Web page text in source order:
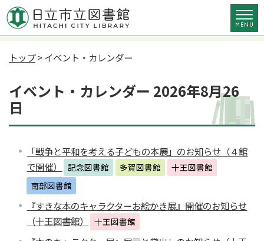
トップ> イベント・カレンダー
イベント・カレンダー 2026年8月26
日
「戦争と平和を考える子どもの本展」のお知らせ（４館
で開催）
記念図書館 多賀図書館
十王図書館
南部図書館
『すきな本のキャラクターお絵かき展』開催のお知らせ
（十王図書館）
十王図書館